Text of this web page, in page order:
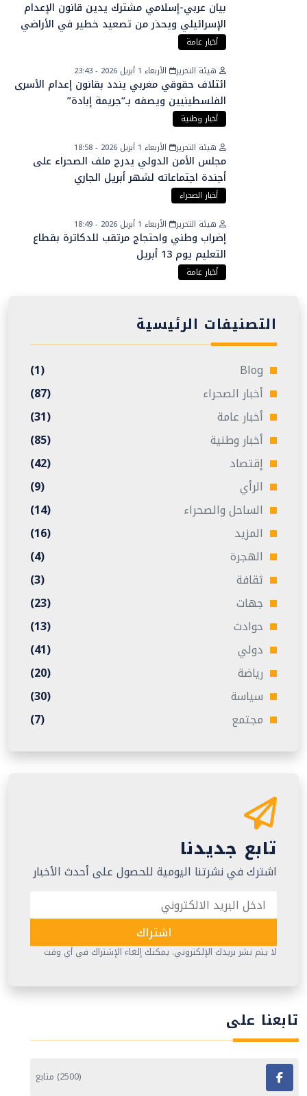
بيان عربي-إسلامي مشترك يدين قانون الإعدام
الإسرائيلي ويحذر من تصعيد خطير في الأراضي
الفلسطينية
أخبار عامة
هيئة التحرير
الأربعاء 1 أبريل 2026 - 23:43
ائتلاف حقوقي مغربي يندد بقانون إعدام الأسرى
الفلسطينيين ويصفه بـ“جريمة إبادة”
أخبار وطنية
هيئة التحرير
الأربعاء 1 أبريل 2026 - 18:58
مجلس الأمن الدولي يدرج ملف الصحراء على
أجندة اجتماعاته لشهر أبريل الجاري
أخبار الصحراء
هيئة التحرير
الأربعاء 1 أبريل 2026 - 18:49
إضراب وطني واحتجاج مرتقب للدكاترة بقطاع
التعليم يوم 13 أبريل
أخبار عامة
التصنيفات الرئيسية
Blog
(1)
أخبار الصحراء
(87)
أخبار عامة
(31)
أخبار وطنية
(85)
إقتصاد
(42)
الرأي
(9)
الساحل والصحراء
(14)
المزيد
(16)
الهجرة
(4)
ثقافة
(3)
جهات
(23)
حوادث
(13)
دولي
(41)
رياضة
(20)
سياسة
(30)
مجتمع
(7)
تابع جديدنا
اشترك في نشرتنا اليومية للحصول على أحدث الأخبار
اشتراك
لا يتم نشر بريدك الإلكتروني. يمكنك إلغاء الإشتراك في أي وقت
تابعنا على
(2500) متابع